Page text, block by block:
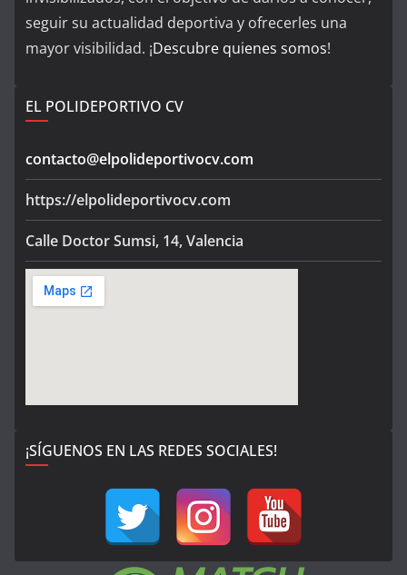
seguir su actualidad deportiva y ofrecerles una
mayor visibilidad. ¡Descubre quienes somos!
EL POLIDEPORTIVO CV
contacto@elpolideportivocv.com
https://elpolideportivocv.com
Calle Doctor Sumsi, 14, Valencia
¡SÍGUENOS EN LAS REDES SOCIALES!